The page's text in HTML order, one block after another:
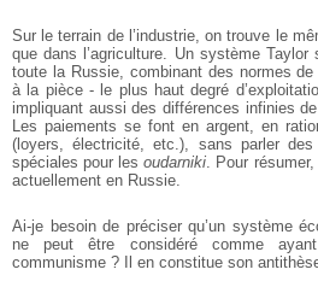
Sur le terrain de l’industrie, on trouve le
que dans l’agriculture. Un système Taylor
toute la Russie, combinant des normes
à la pièce - le plus haut degré
impliquant aussi des différences infinies
Les paiements se font en argent, en
(loyers, électricité, etc.), sans parler
spéciales pour lesoudarniki . Pour
actuellement en Russie.
Ai-je besoin de préciser qu’un système
ne peut être considéré comme
communisme ? Il en constitue son